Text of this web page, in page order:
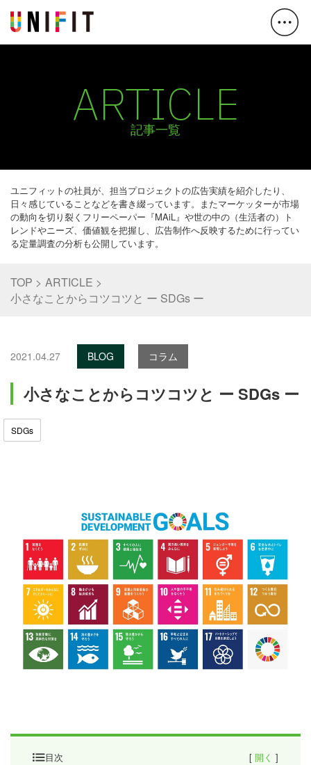
ARTICLE
記事一覧
ユニフィットの社員が、担当プロジェクトの広告実績を紹介したり、
日々感じていることなどを書き綴っています。またマーケッターが市場
の動向を切り裂くフリーペーパー『MAiL』や世の中の（生活者の）ト
レンドやニーズ、価値観を把握し、広告制作へ反映するために行ってい
る定量調査の分析も公開しています。
TOP
ARTICLE
小さなことからコツコツと ー SDGs ー
2021.04.27 BLOG コラム
小さなことからコツコツと ー SDGs ー
SDGs
目次 [ 開く ]